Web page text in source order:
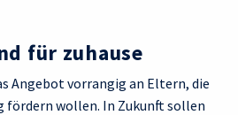
für zuhause
Angebot vorrangig an Eltern, die
fördern wollen. In Zukunft sollen